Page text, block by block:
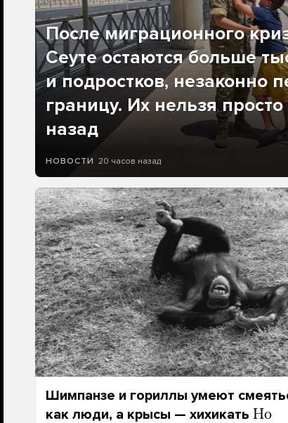
После миграционного
Сеуте остаются больше
и подростков, незаконно
границу. Их нельзя
назад
НОВОСТИ 20 часов назад
Шимпанзе и гориллы умеют
как люди, а крысы — хихикать Но